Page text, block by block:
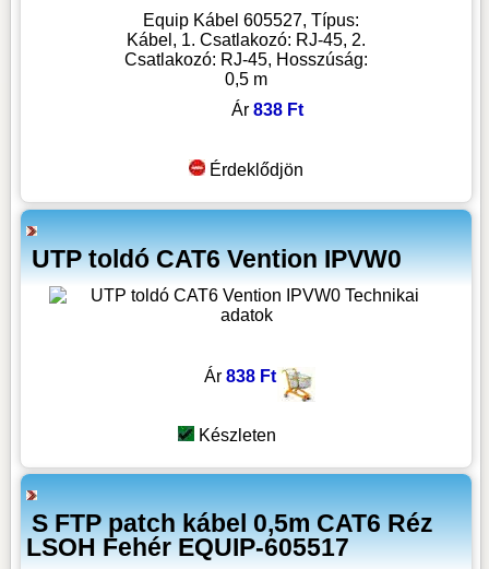
Equip Kábel 605527, Típus:
Kábel, 1. Csatlakozó: RJ-45, 2.
Csatlakozó: RJ-45, Hosszúság:
0,5 m
Ár838 Ft
Érdeklődjön
UTP toldó CAT6 Vention IPVW0
Ár 838 Ft
Készleten
S FTP patch kábel 0,5m CAT6 Réz
LSOH Fehér EQUIP-605517